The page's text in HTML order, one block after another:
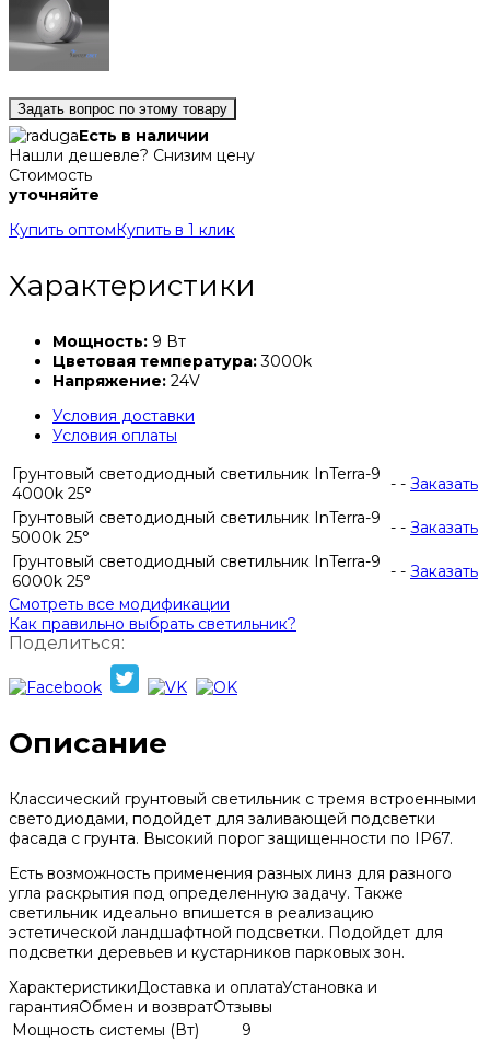
Задать вопрос по этому товару
Есть в наличии
Нашли дешевле? Снизим цену
Стоимость
уточняйте
Купить оптом Купить в 1 клик
Характеристики
Мощность: 9 Вт
Цветовая температура:3000k
Напряжение: 24V
Условия доставки
Условия оплаты
Грунтовый светодиодный светильник InTerra-9
4000k 25°
- - Заказать
Грунтовый светодиодный светильник InTerra-9
5000k 25°
- - Заказать
Грунтовый светодиодный светильник InTerra-9
6000k 25°
- - Заказать
Смотреть все модификации
Как правильно выбрать светильник?
Поделиться:
Описание
Классический грунтовый светильник с тремя встроенными
светодиодами, подойдет для заливающей подсветки
фасада с грунта. Высокий порог защищенности по IP67.
Есть возможность применения разных линз для разного
угла раскрытия под определенную задачу. Также
светильник идеально впишется в реализацию
эстетической ландшафтной подсветки. Подойдет для
подсветки деревьев и кустарников парковых зон.
ХарактеристикиДоставка и оплатаУстановка и
гарантияОбмен и возвратОтзывы
Мощность системы (Вт)
9